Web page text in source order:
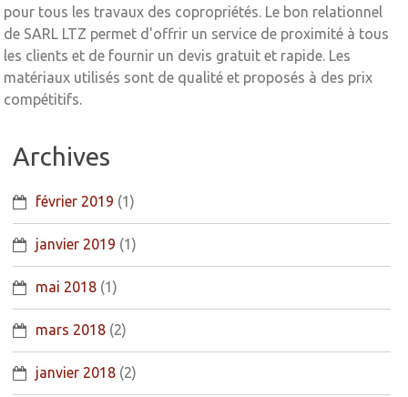
pour tous les travaux des copropriétés. Le bon relationnel
de SARL LTZ permet d'offrir un service de proximité à tous
les clients et de fournir un devis gratuit et rapide. Les
matériaux utilisés sont de qualité et proposés à des prix
compétitifs.
Archives
février 2019 (1)
janvier 2019 (1)
mai 2018 (1)
mars 2018 (2)
janvier 2018 (2)